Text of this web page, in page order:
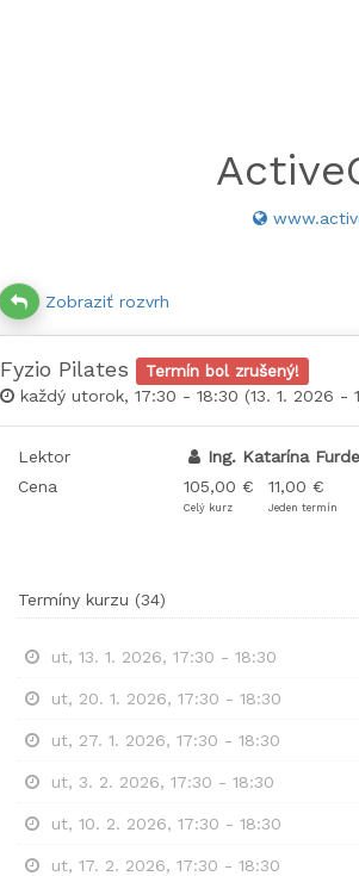
Zobraziť rozvrh
Fyzio Pilates
Termín bol zrušený!
každý utorok, 17:30 - 18:30 (13. 1. 2026 -
Lektor
Ing. Katarína
Cena
105,00 €
Celý kurz
11,00 €
Jeden termín
Termíny kurzu (34)
ut, 13. 1. 2026, 17:30 - 18:30
ut, 20. 1. 2026, 17:30 - 18:30
ut, 27. 1. 2026, 17:30 - 18:30
ut, 3. 2. 2026, 17:30 - 18:30
ut, 10. 2. 2026, 17:30 - 18:30
ut, 17. 2. 2026, 17:30 - 18:30